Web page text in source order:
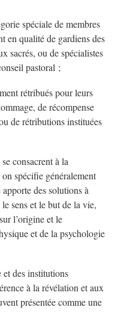
spéciale de membres
en qualité de gardiens des
sacrés, ou de spécialistes
pastoral ;
rétribués pour leurs
de récompense
de rétributions instituées
consacrent à la
spécifie généralement
des solutions à
sens et le but de la vie,
l’origine et le
et de la psychologie
et des institutions
à la révélation et aux
présentée comme une